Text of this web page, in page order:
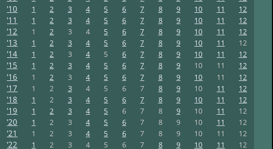
'10 1 2 3 4 5 6 7 8 9 10 11 12
'11 1 2 3 4 5 6 7 8 9 10 11 12
'12 1 2 3 4 5 6 7 8 9 10 11 12
'13 1 2 3 4 5 6 7 8 9 10 11 12
'14 1 2 3 4 5 6 7 8 9 10 11 12
'15 1 2 3 4 5 6 7 8 9 10 11 12
'16 1 2 3 4 5 6 7 8 9 10 11 12
'17 1 2 3 4 5 6 7 8 9 10 11 12
'18 1 2 3 4 5 6 7 8 9 10 11 12
'19 1 2 3 4 5 6 7 8 9 10 11 12
'20 1 2 3 4 5 6 7 8 9 10 11 12
'21 1 2 3 4 5 6 7 8 9 10 11 12
'22 1 2 3 4 5 6 7 8 9 10 11 12